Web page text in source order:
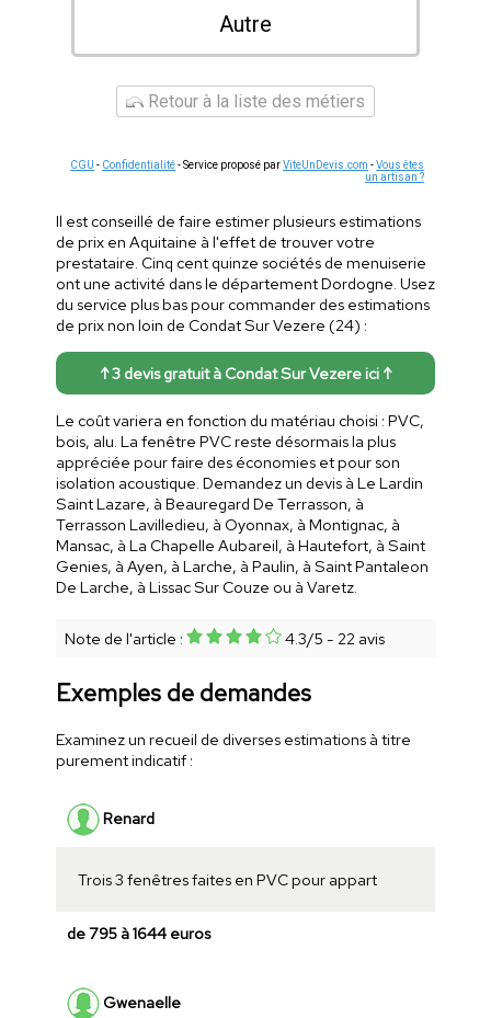
Autre
Retour à la liste des métiers
CGU - Confidentialité- Service proposé parViteUnDevis.com -Vous êtes
un artisan ?
Il est conseillé de faire estimer plusieurs estimations
de prix en Aquitaine à l'effet de trouver votre
prestataire. Cinq cent quinze sociétés de menuiserie
ont une activité dans le département Dordogne. Usez
du service plus bas pour commander des estimations
de prix non loin de Condat Sur Vezere (24) :
↑ 3 devis gratuit à Condat Sur Vezere ici ↑
Le coût variera en fonction du matériau choisi : PVC,
bois, alu. La fenêtre PVC reste désormais la plus
appréciée pour faire des économies et pour son
isolation acoustique. Demandez un devis à Le Lardin
Saint Lazare, à Beauregard De Terrasson, à
Terrasson Lavilledieu, à Oyonnax, à Montignac, à
Mansac, à La Chapelle Aubareil, à Hautefort, à Saint
Genies, à Ayen, à Larche, à Paulin, à Saint Pantaleon
De Larche, à Lissac Sur Couze ou à Varetz.
Note de l'article : 4.3/5 - 22avis
Exemples de demandes
Examinez un recueil de diverses estimations à titre
purement indicatif :
Renard
Trois 3 fenêtres faites en PVC pour appart
de 795 à 1644 euros
Gwenaelle